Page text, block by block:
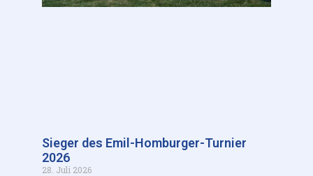
Sieger des Emil-Homburger-Turnier
2026
28. Juli 2026